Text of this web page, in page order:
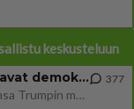
keskusteluun
Jos SDP ei voita reilusti, persut kumoavat demokratian Suomesta
Näin tekisi ainakin Rydman seuratessaan idolinsa Trumpin mallia https://www.is.fi/politiikka/art-2000012187244.html
377